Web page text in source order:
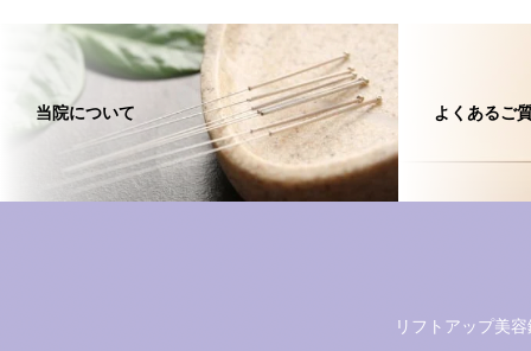
当院について よくあるご
リフトアップ美容